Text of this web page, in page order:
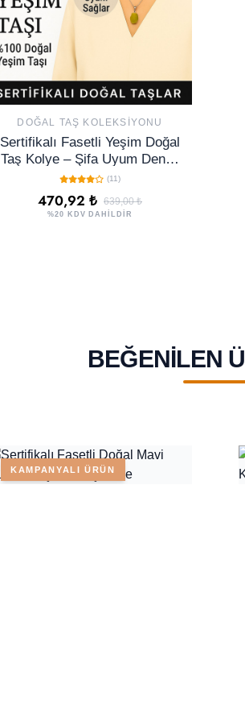
DOĞAL TAŞ KOLEKSIYONU
Sertifikalı Fasetli Yeşim Doğal
Taş Kolye – Şifa Uyum Denge
ve Pozitif Enerji Taşı
(11)
470,92 ₺ 639,00 ₺
%20 KDV DAHİLDİR
BEĞENILEN
KAMPANYALI ÜRÜN